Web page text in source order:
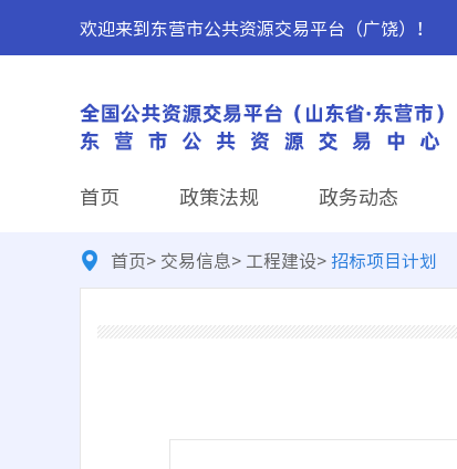
欢迎来到东营市公共资源交易平台（广饶）！
首页 政策法规 政务动态
首页> 交易信息> 工程建设>招标项目计划